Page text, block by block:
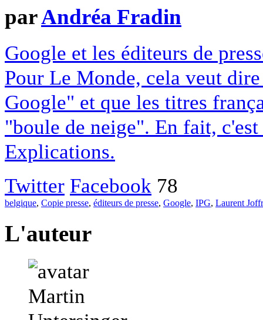
parAndréa Fradin
Google et les éditeurs de
Pour Le Monde, cela veut
Google" et que les titres
"boule de neige". En fait,
Explications.
Twitter Facebook 78
belgique, Copie presse, éditeurs de presse, Google, IPG, Laurent
L'auteur